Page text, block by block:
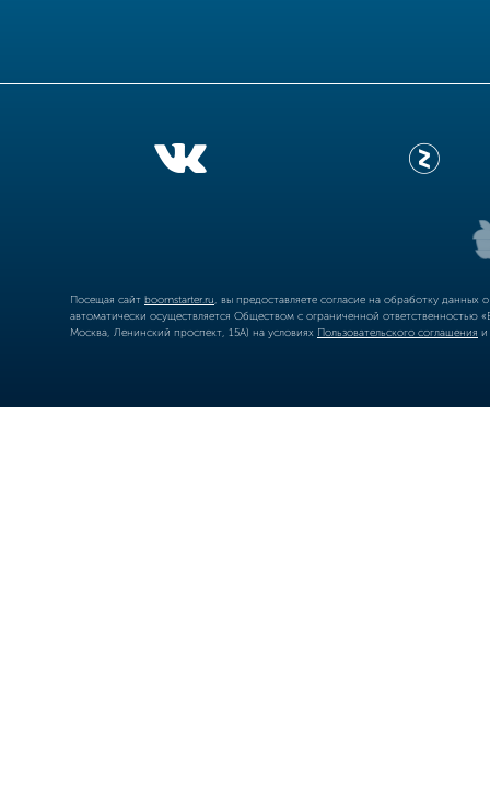
Посещая сайт boomstarter.ru , вы предоставляете согласие на обработку
автоматически осуществляется Обществом с ограниченной
Москва, Ленинский проспект, 15А) на условиях Пользовательского соглашения и